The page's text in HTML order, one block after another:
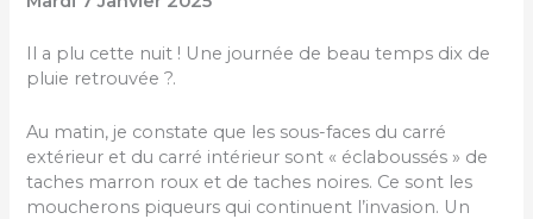
Il a plu cette nuit ! Une journée de beau temps dix de
pluie retrouvée ?.
Au matin, je constate que les sous-faces du carré
extérieur et du carré intérieur sont « éclaboussés » de
taches marron roux et de taches noires. Ce sont les
moucherons piqueurs qui continuent l’invasion. Un